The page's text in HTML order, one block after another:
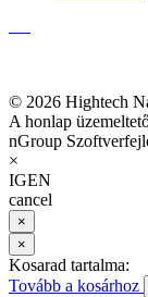
© 2026 Hightech
A honlap
nGroup
×
IGEN
cancel
×
×
Kosarad tartalma:
Tovább a kosárhoz